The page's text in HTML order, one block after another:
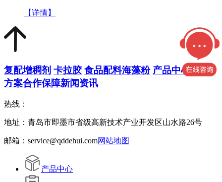
【详情】
复配增稠剂 卡拉胶 食品配料海藻粉 产品中心解决
方案合作保障新闻资讯
热线：
地址：青岛市即墨市省级高新技术产业开发区山水路26号
邮箱：service@qddehui.com网站地图
产品中心